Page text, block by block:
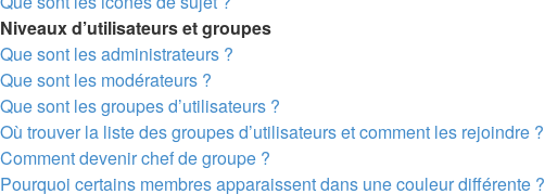
Niveaux d’utilisateurs et groupes
Que sont les administrateurs ?
Que sont les modérateurs ?
Que sont les groupes d’utilisateurs ?
Où trouver la liste des groupes d’utilisateurs et comment les rejoindre ?
Comment devenir chef de groupe ?
Pourquoi certains membres apparaissent dans une couleur différente ?